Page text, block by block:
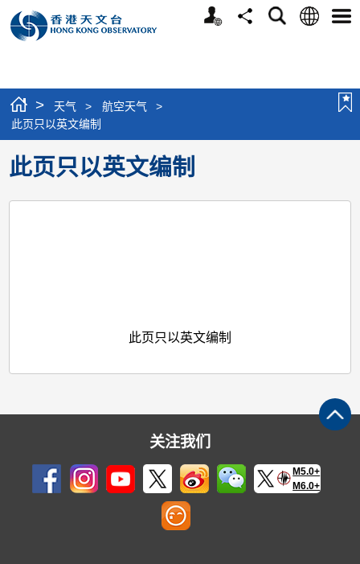
个
分
搜
语
选
> 天气 > 航空天气
>
此页只以英文编制
此页只以英文编制
此页只以英文编制
关注我们
M5.0+
M6.0+